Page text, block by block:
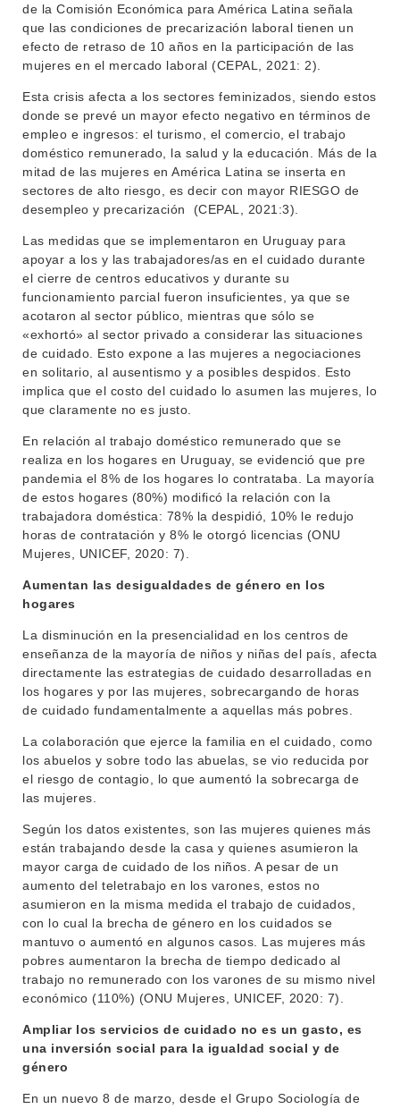
INSTITUCIONAL
DEPARTAMENTOS
INVESTIGACIÓN
EXTENSIÓN
SERVICIOS
LLAMADOS
CONTACTO
EVA FCS
OFERTA DE GRADO
POSGRADOS
EDUCACIÓN PERMANENTE
MOVILIDAD ACADÉMICA
BIBLIOTECA
de la Comisión Económica para América Latina señala
que las condiciones de precarización laboral tienen un
efecto de retraso de 10 años en la participación de las
mujeres en el mercado laboral (CEPAL, 2021: 2).
Esta crisis afecta a los sectores feminizados, siendo estos
donde se prevé un mayor efecto negativo en términos de
empleo e ingresos: el turismo, el comercio, el trabajo
doméstico remunerado, la salud y la educación. Más de la
mitad de las mujeres en América Latina se inserta en
sectores de alto riesgo, es decir con mayor RIESGO de
desempleo y precarización (CEPAL, 2021:3).
Las medidas que se implementaron en Uruguay para
apoyar a los y las trabajadores/as en el cuidado durante
el cierre de centros educativos y durante su
funcionamiento parcial fueron insuficientes, ya que se
acotaron al sector público, mientras que sólo se
«exhortó» al sector privado a considerar las situaciones
de cuidado. Esto expone a las mujeres a negociaciones
en solitario, al ausentismo y a posibles despidos. Esto
implica que el costo del cuidado lo asumen las mujeres, lo
que claramente no es justo.
En relación al trabajo doméstico remunerado que se
realiza en los hogares en Uruguay, se evidenció que pre
pandemia el 8% de los hogares lo contrataba. La mayoría
de estos hogares (80%) modificó la relación con la
trabajadora doméstica: 78% la despidió, 10% le redujo
horas de contratación y 8% le otorgó licencias (ONU
Mujeres, UNICEF, 2020: 7).
Aumentan las desigualdades de género en los
hogares
La disminución en la presencialidad en los centros de
enseñanza de la mayoría de niños y niñas del país, afecta
directamente las estrategias de cuidado desarrolladas en
los hogares y por las mujeres, sobrecargando de horas
de cuidado fundamentalmente a aquellas más pobres.
La colaboración que ejerce la familia en el cuidado, como
los abuelos y sobre todo las abuelas, se vio reducida por
el riesgo de contagio, lo que aumentó la sobrecarga de
las mujeres.
Según los datos existentes, son las mujeres quienes más
están trabajando desde la casa y quienes asumieron la
mayor carga de cuidado de los niños. A pesar de un
aumento del teletrabajo en los varones, estos no
asumieron en la misma medida el trabajo de cuidados,
con lo cual la brecha de género en los cuidados se
mantuvo o aumentó en algunos casos. Las mujeres más
pobres aumentaron la brecha de tiempo dedicado al
trabajo no remunerado con los varones de su mismo nivel
económico (110%) (ONU Mujeres, UNICEF, 2020: 7).
Ampliar los servicios de cuidado no es un gasto, es
una inversión social para la igualdad social y de
género
En un nuevo 8 de marzo, desde el Grupo Sociología de